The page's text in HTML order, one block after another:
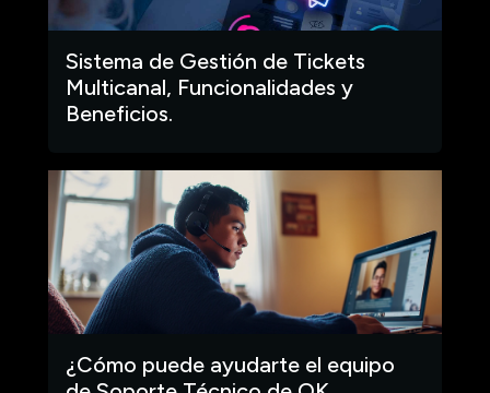
Sistema de Gestión de Tickets
Multicanal, Funcionalidades y
Beneficios.
¿Cómo puede ayudarte el equipo